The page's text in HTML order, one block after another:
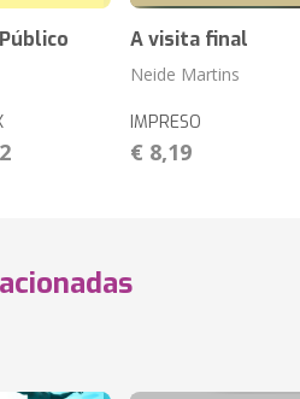
A visita final
Neide Martins
IMPRESO
€ 8,19